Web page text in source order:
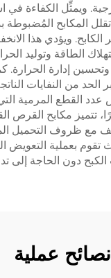
ويمثِّل الكفاءة في
تقلل المكابح
الكابح. ويؤدي هذا
الطاقة وتوليد
إدارة الحرارة.
الحد من النفايات
عدد القطع المرمية
تتميز مكابح القرص
مع ظروف التحميل
تقوم بعملية التعويض
دون الحاجة إلى
نصائح عملية